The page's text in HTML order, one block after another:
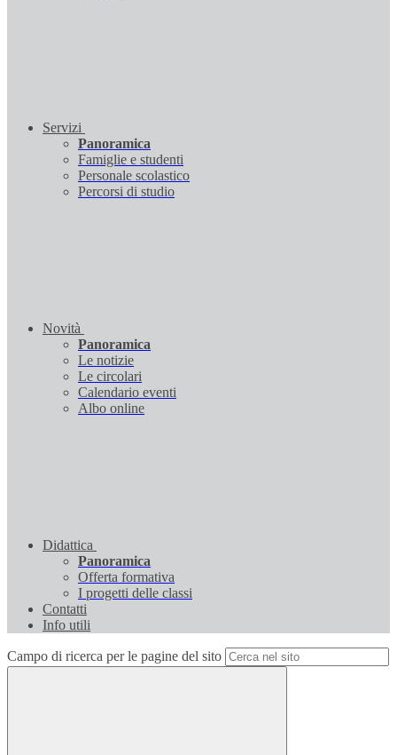
Servizi
Panoramica
Famiglie e studenti
Personale scolastico
Percorsi di studio
Novità
Panoramica
Le notizie
Le circolari
Calendario eventi
Albo online
Didattica
Panoramica
Offerta formativa
I progetti delle classi
Contatti
Info utili
Campo di ricerca per le pagine del sito